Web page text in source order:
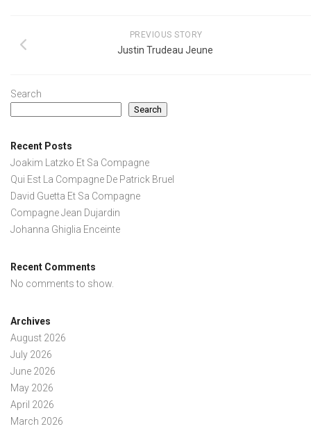
PREVIOUS STORY
Justin Trudeau Jeune
Search
Search
Recent Posts
Joakim Latzko Et Sa Compagne
Qui Est La Compagne De Patrick Bruel
David Guetta Et Sa Compagne
Compagne Jean Dujardin
Johanna Ghiglia Enceinte
Recent Comments
No comments to show.
Archives
August 2026
July 2026
June 2026
May 2026
April 2026
March 2026